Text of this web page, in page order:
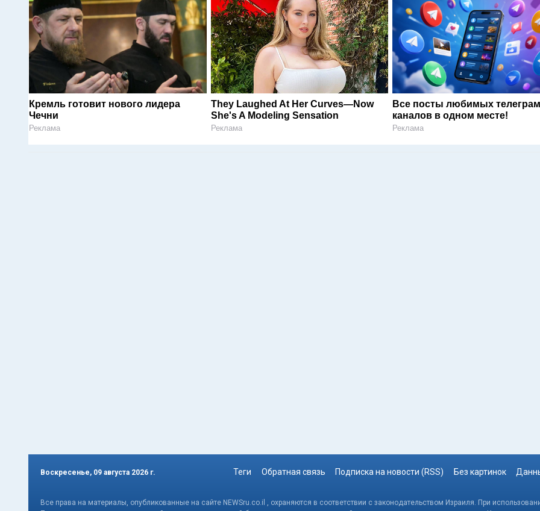
Кремль готовит нового лидера
Чечни
Реклама
They Laughed At Her Curves—Now
She's A Modeling Sensation
Реклама
Все посты любимых
каналов в одном месте!
Реклама
Воскресенье, 09 августа 2026 г. Теги Обратная связь Подписка на новости (RSS) Без картинок
Все права на материалы, опубликованные на сайте NEWSru.co.il , охраняются в соответствии с законодательством Израиля. При